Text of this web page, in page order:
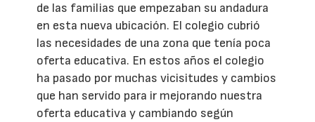
de las familias que empezaban su andadura
en esta nueva ubicación. El colegio cubrió
las necesidades de una zona que tenía poca
oferta educativa. En estos años el colegio
ha pasado por muchas vicisitudes y cambios
que han servido para ir mejorando nuestra
oferta educativa y cambiando según